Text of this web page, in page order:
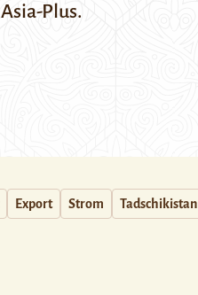
Asia-Plus.
Export Strom Tadschikistan